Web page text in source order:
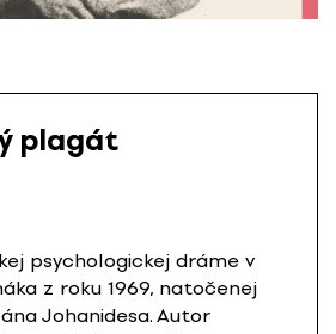
plagát
psychologickej dráme v
z roku 1969, natočenej
Johanidesa. Autor